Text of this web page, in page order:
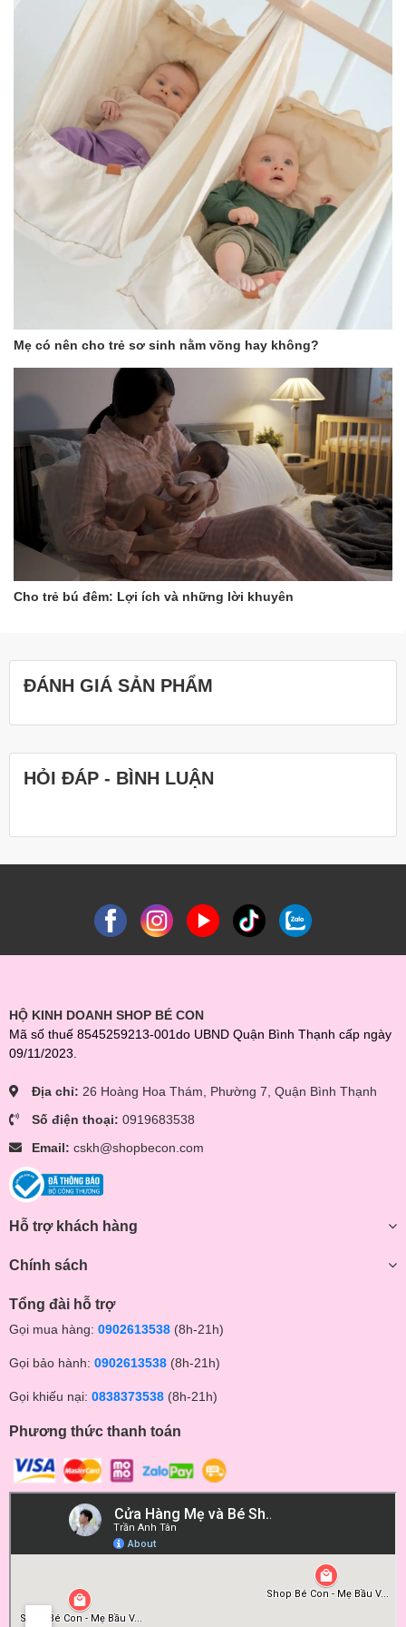
nhịp/ 4-6 giọt.
Trẻ em dưới 6 tháng tuổi: Tham khảo ý kiến của chuyên gia
y tế trước khi sử dụng (Liều khuyên dùng: Ngày xịt/nhỏ 1-2
lần, mỗi lần 1-2 nhịp/ 2-4 giọt).
Bảo quản:
Bảo quản nơi khô ráo, thoáng mát, nhiệt độ không quá 30 độ C,
tránh ánh sáng.
*** Tất cả sản phẩm của Shop Bé Con đều là hàng chính
hãng 100%, đảm bảo chất lượng. Có đầy đủ giấy Bảo hành
chính hãng ***
** Tham quan Fanpage của Shop tại đây:
https://www.facebook.com/beconmall
Nhắn tin cho shop để được báo giá tốt và theo dõi các chương
trình khuyến mãi siêu hot nhé!
Mẹ có nên cho trẻ sơ sinh nằm võng hay không?
Cho trẻ bú đêm: Lợi ích và những lời khuyên
ĐÁNH GIÁ SẢN PHẨM
HỎI ĐÁP - BÌNH LUẬN
HỘ KINH DOANH SHOP BÉ CON
Mã số thuế 8545259213-001do UBND Quận Bình Thạnh cấp ngày
09/11/2023.
Địa chỉ: 26 Hoàng Hoa Thám, Phường 7, Quận Bình Thạnh
Số điện thoại: 0919683538
Email: cskh@shopbecon.com
Hỗ trợ khách hàng
Chính sách
Tổng đài hỗ trợ
Gọi mua hàng: 0902613538 (8h-21h)
Gọi bảo hành: 0902613538 (8h-21h)
Gọi khiếu nại: 0838373538 (8h-21h)
Phương thức thanh toán